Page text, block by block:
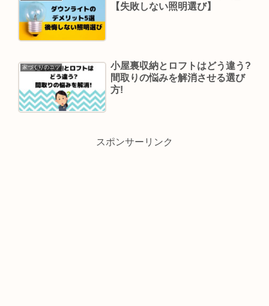
【失敗しない照明選び】
家づくりのコツ
小屋裏収納とロフトはどう違う?
間取りの悩みを解消させる選び
方!
スポンサーリンク